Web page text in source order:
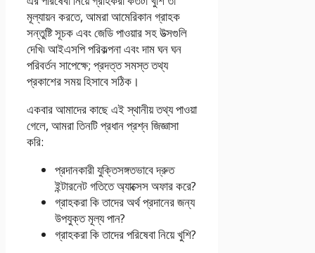
মূল্যায়ন করতে, আমরা আমেরিকান গ্রাহক
সন্তুষ্টি সূচক এবং জেডি পাওয়ার সহ উত্সগুলি
দেখি৷ আইএসপি পরিকল্পনা এবং দাম ঘন ঘন
পরিবর্তন সাপেক্ষে; প্রদত্ত সমস্ত তথ্য
প্রকাশের সময় হিসাবে সঠিক।
একবার আমাদের কাছে এই স্থানীয় তথ্য পাওয়া
গেলে, আমরা তিনটি প্রধান প্রশ্ন জিজ্ঞাসা
করি:
প্রদানকারী যুক্তিসঙ্গতভাবে দ্রুত
ইন্টারনেট গতিতে অ্যাক্সেস অফার করে?
গ্রাহকরা কি তাদের অর্থ প্রদানের জন্য
উপযুক্ত মূল্য পান?
গ্রাহকরা কি তাদের পরিষেবা নিয়ে খুশি?